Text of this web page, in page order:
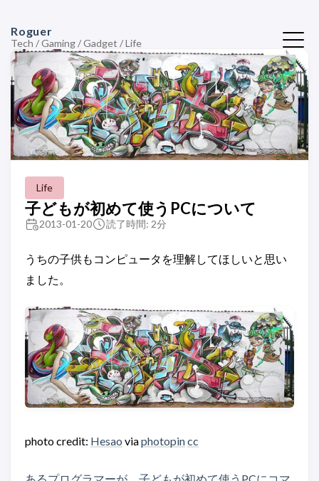
Roguer
Tech / Gaming / Gadget / Life
Life
子どもが初めて使うPCについて
2013-01-20 読了時間: 2分
うちの子供もコンピュータを理解してほしいと思い
ました。
photo credit: Hesao viaphotopincc
あるプログラマーが、子どもが初めて使うPCにコマ